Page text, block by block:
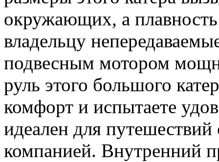
окружающих, а плавность
владельцу
подвесным мотором
руль этого большого
комфорт и испытаете
идеален для
компанией. Внутренний